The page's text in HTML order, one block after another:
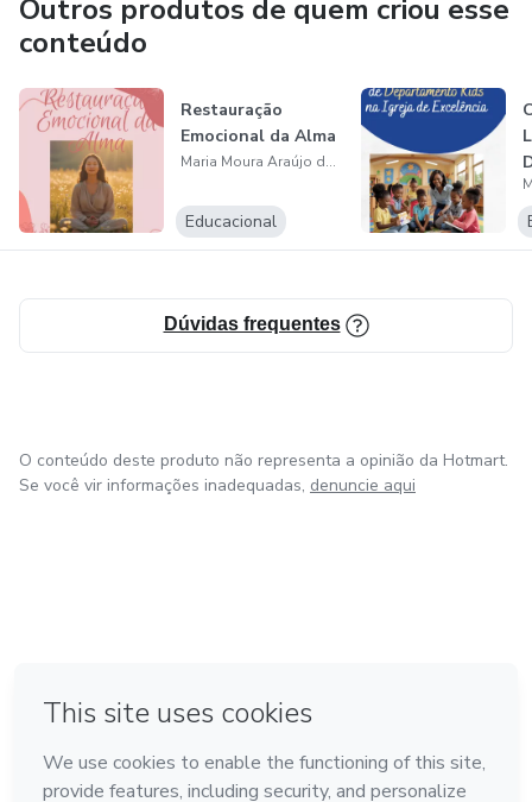
Outros produtos de quem criou esse
conteúdo
Restauração
Emocional da Alma
Maria Moura Araújo de Souza
Educacional
Dúvidas frequentes
O conteúdo deste produto não representa a opinião da Hotmart.
Se você vir informações inadequadas, denuncie aqui
Feito com ❤ em Bogotá